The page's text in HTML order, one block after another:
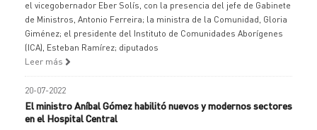
el vicegobernador Eber Solís, con la presencia del jefe de Gabinete
de Ministros, Antonio Ferreira; la ministra de la Comunidad, Gloria
Giménez; el presidente del Instituto de Comunidades Aborígenes
(ICA), Esteban Ramírez; diputados
Leer más
20-07-2022
El ministro Aníbal Gómez habilitó nuevos y modernos sectores
en el Hospital Central